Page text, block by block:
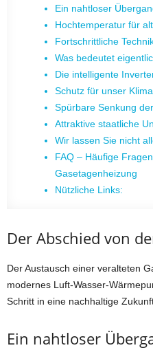
Ein nahtloser
Hochtemperatur für
Fortschrittliche
Was bedeutet
Die intelligente
Schutz für unser Klima
Spürbare Senkung
Attraktive staatliche
Wir lassen Sie nicht
FAQ – Häufige
Gasetagenheizung
Nützliche Links:
Der Abschied von
Der Austausch einer veralteten
modernes Luft-Wasser-
Schritt in eine nachhaltige
Ein nahtloser